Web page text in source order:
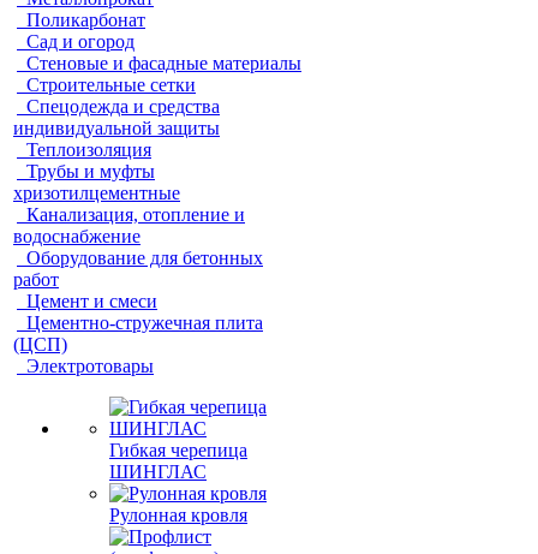
Поликарбонат
Сад и огород
Стеновые и фасадные материалы
Строительные сетки
Спецодежда и средства
индивидуальной защиты
Теплоизоляция
Трубы и муфты
хризотилцементные
Канализация, отопление и
водоснабжение
Оборудование для бетонных
работ
Цемент и смеси
Цементно-стружечная плита
(ЦСП)
Электротовары
Гибкая черепица
ШИНГЛАС
Рулонная кровля